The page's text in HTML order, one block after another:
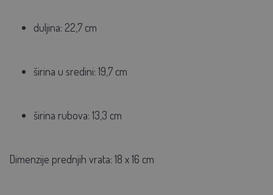
duljina: 22,7 cm
širina u sredini: 19,7 cm
širina rubova: 13,3 cm
Dimenzije prednjih vrata: 18 x 16 cm